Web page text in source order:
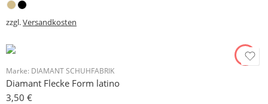
zzgl.Versandkosten
Marke: DIAMANT SCHUHFABRIK
Diamant Flecke Form latino
3,50 €